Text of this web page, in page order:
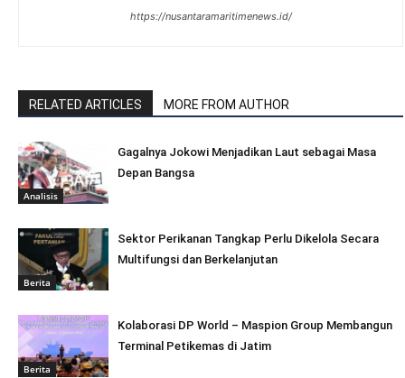
https://nusantaramaritimenews.id/
RELATED ARTICLES MORE FROM AUTHOR
Analisis
Gagalnya Jokowi Menjadikan Laut sebagai Masa
Depan Bangsa
Berita
Sektor Perikanan Tangkap Perlu Dikelola Secara
Multifungsi dan Berkelanjutan
Berita
Kolaborasi DP World – Maspion Group Membangun
Terminal Petikemas di Jatim